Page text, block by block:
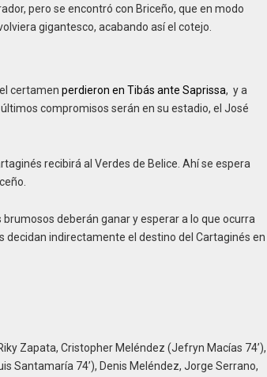
pero se encontró con Briceño, que en modo
gigantesco, acabando así el cotejo.
certamen perdieron en Tibás ante Saprissa, y a
compromisos serán en su estadio, el José
recibirá al Verdes de Belice. Ahí se espera
deberán ganar y esperar a lo que ocurra
decidan indirectamente el destino del Cartaginés en
Zapata, Cristopher Meléndez (Jefryn Macías 74’),
Santamaría 74’), Denis Meléndez, Jorge Serrano,